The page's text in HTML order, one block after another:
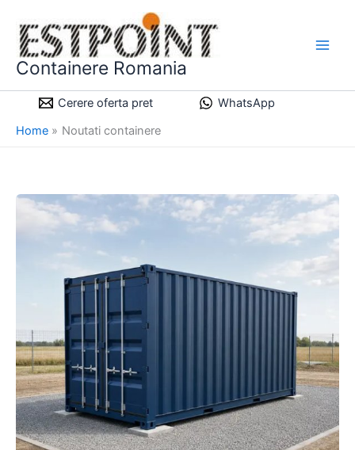
content
Containere Romania
Cerere oferta pret
WhatsApp
Home
Noutati containere